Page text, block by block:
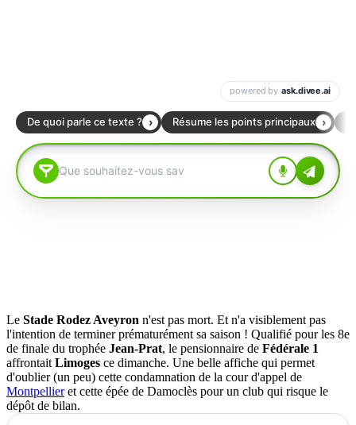
Le Stade Rodez Aveyron n'est pas mort. Et n'a visiblement pas
l'intention de terminer prématurément sa saison ! Qualifié pour les 8e
de finale du trophée Jean-Prat, le pensionnaire de Fédérale 1
affrontait Limoges ce dimanche. Une belle affiche qui permet
d'oublier (un peu) cette condamnation de la cour d'appel de
Montpellieret cette épée de Damoclès pour un club qui risque le
dépôt de bilan.